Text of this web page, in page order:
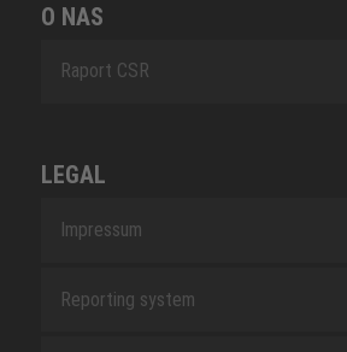
O NAS
Raport CSR
LEGAL
Impressum
Reporting system